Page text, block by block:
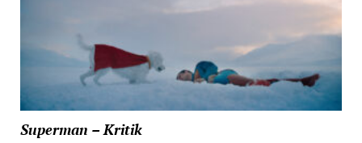
Superman – Kritik